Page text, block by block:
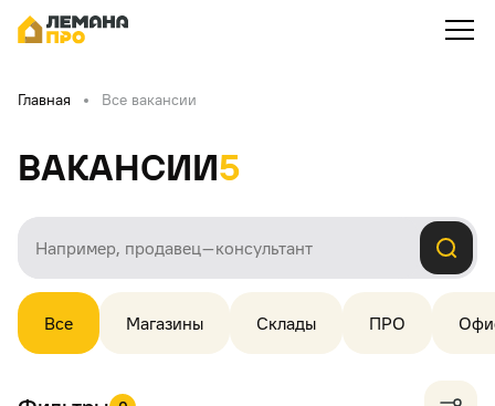
Главная Все вакансии
Вакансии5
Все Магазины Склады ПРО